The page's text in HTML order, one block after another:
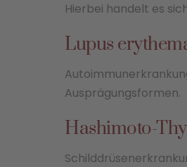
Hierbei handelt es
Lupus
Ausprägungsformen.
Hashimoto-